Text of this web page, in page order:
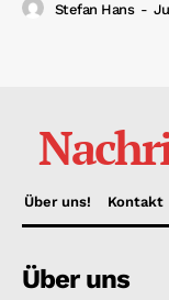
Stefan Hans -
Über uns! Kontakt
Über uns